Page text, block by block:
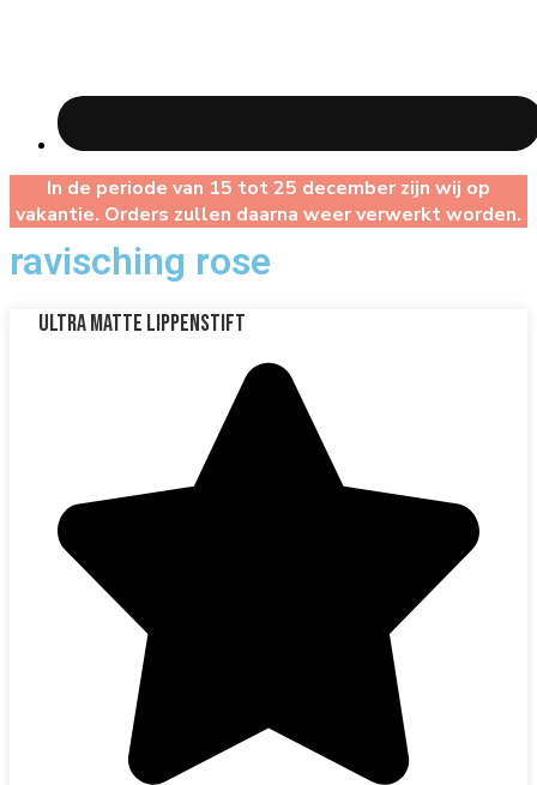
In de periode van 15 tot 25 december zijn wij op
vakantie. Orders zullen daarna weer verwerkt worden.
ravisching rose
Ultra Matte Lippenstift